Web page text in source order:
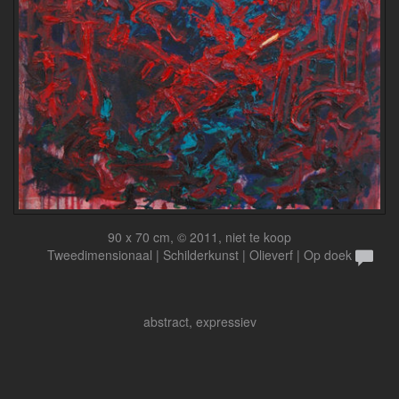
90 x 70 cm, © 2011, niet te koop
Tweedimensionaal | Schilderkunst | Olieverf | Op doek
abstract, expressiev